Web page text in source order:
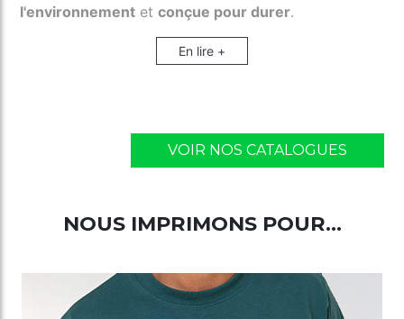
l'environnement etconçue pour durer.
En lire +
VOIR NOS CATALOGUES
NOUS IMPRIMONS POUR...